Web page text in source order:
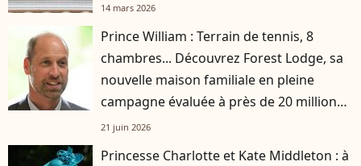
14 mars 2026
Prince William : Terrain de tennis, 8
chambres... Découvrez Forest Lodge, sa
nouvelle maison familiale en pleine
campagne évaluée à près de 20 millions
d'euros
21 juin 2026
Princesse Charlotte et Kate Middleton : à